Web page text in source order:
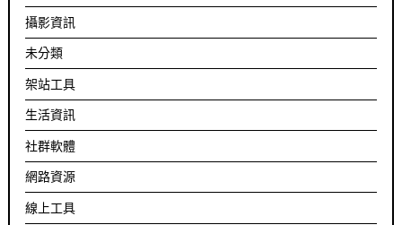
攝影資訊
未分類
架站工具
生活資訊
社群軟體
網路資源
線上工具